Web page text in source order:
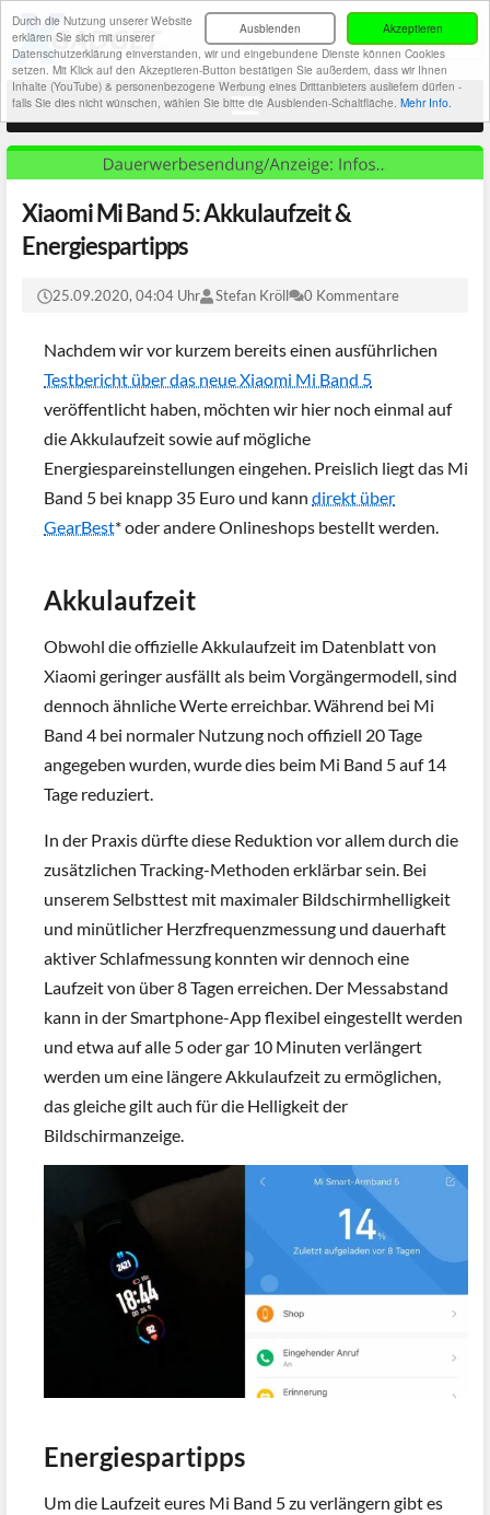
Akzeptieren
Ausblenden
Durch die Nutzung unserer Website
erklären Sie sich mit unserer
Datenschutzerklärung einverstanden, wir und eingebundene Dienste können Cookies
setzen. Mit Klick auf den Akzeptieren-Button bestätigen Sie außerdem, dass wir Ihnen
Inhalte (YouTube) & personenbezogene Werbung eines Drittanbieters ausliefern dürfen -
falls Sie dies nicht wünschen, wählen Sie bitte die Ausblenden-Schaltfläche. Mehr Info.
Xiaomi Mi Band 5: Akkulaufzeit &
Energiespartipps
25.09.2020, 04:04 Uhr Stefan Kröll 0 Kommentare
Nachdem wir vor kurzem bereits einen ausführlichen
Testbericht über das neue Xiaomi Mi Band 5
veröffentlicht haben, möchten wir hier noch einmal auf
die Akkulaufzeit sowie auf mögliche
Energiespareinstellungen eingehen. Preislich liegt das Mi
Band 5 bei knapp 35 Euro und kann direkt über
GearBest* oder andere Onlineshops bestellt werden.
Akkulaufzeit
Obwohl die offizielle Akkulaufzeit im Datenblatt von
Xiaomi geringer ausfällt als beim Vorgängermodell, sind
dennoch ähnliche Werte erreichbar. Während bei Mi
Band 4 bei normaler Nutzung noch offiziell 20 Tage
angegeben wurden, wurde dies beim Mi Band 5 auf 14
Tage reduziert.
In der Praxis dürfte diese Reduktion vor allem durch die
zusätzlichen Tracking-Methoden erklärbar sein. Bei
unserem Selbsttest mit maximaler Bildschirmhelligkeit
und minütlicher Herzfrequenzmessung und dauerhaft
aktiver Schlafmessung konnten wir dennoch eine
Laufzeit von über 8 Tagen erreichen. Der Messabstand
kann in der Smartphone-App flexibel eingestellt werden
und etwa auf alle 5 oder gar 10 Minuten verlängert
werden um eine längere Akkulaufzeit zu ermöglichen,
das gleiche gilt auch für die Helligkeit der
Bildschirmanzeige.
Energiespartipps
Um die Laufzeit eures Mi Band 5 zu verlängern gibt es